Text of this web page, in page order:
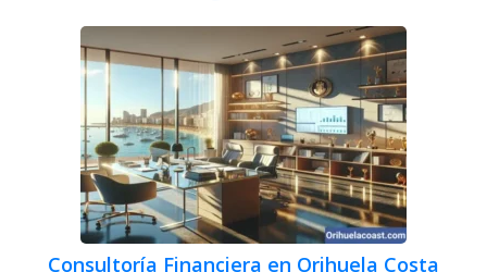
Consultoría Financiera en Orihuela Costa